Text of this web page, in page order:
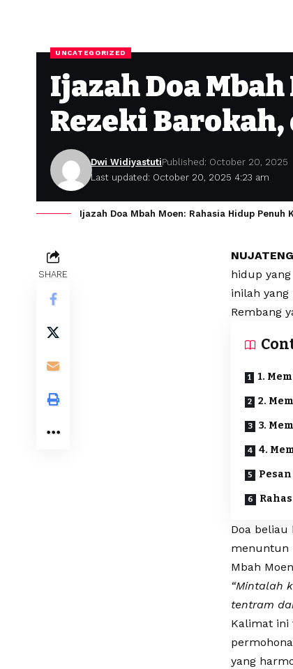
UNCATEGORIZED
Ijazah Doa
Rezeki
Last updated: October 20, 2025 4:23 am
Dwi WidiyastutiPublished: October 20, 2025
Ijazah Doa Mbah Moen: Rahasia Hidup
SHARE
hidup
inilah
Rembang
1.
2.
3.
4.
Doa
menuntun
Mbah
“Mintalah
tentram
Kalimat ini
yang